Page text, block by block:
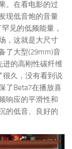
。在看电影的过
现低音炮的音量
见的低频能量，
，这就是大尺寸
了大型(29mm)音
进的高刚性碳纤维
很久，没有看到说
了Beta7在播放喜
响应的平滑性和
的低音、良好的